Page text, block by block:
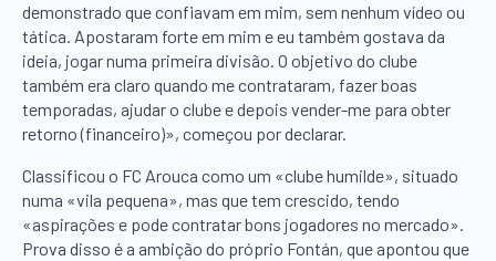
demonstrado que confiavam em mim, sem nenhum vídeo ou
tática. Apostaram forte em mim e eu também gostava da
ideia, jogar numa primeira divisão. O objetivo do clube
também era claro quando me contrataram, fazer boas
temporadas, ajudar o clube e depois vender-me para obter
retorno (financeiro)», começou por declarar.
Classificou o FC Arouca como um «clube humilde», situado
numa «vila pequena», mas que tem crescido, tendo
«aspirações e pode contratar bons jogadores no mercado».
Prova disso é a ambição do próprio Fontán, que apontou que